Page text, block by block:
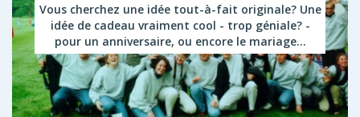
Vous cherchez une idée tout-à-fait originale? Une
idée de cadeau vraiment cool - trop géniale? -
pour un anniversaire, ou encore le mariage...